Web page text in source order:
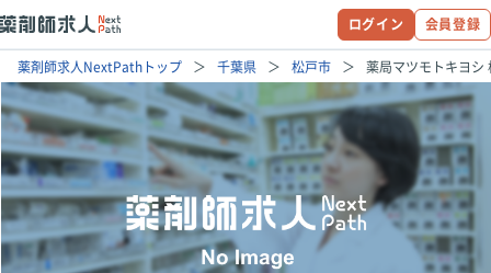
ログイン 会員登録
薬剤師求人NextPathトップ 千葉県 松戸市 薬局マツモトキヨシ